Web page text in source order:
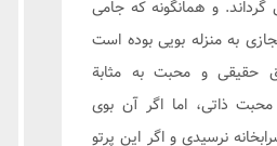
و همانگونه که جامی
به منزله بویی بوده است
حقیقی و محبت به مثابة
محبت ذاتی، اما اگر آن بوی
نرسیدی و اگر این پرتو